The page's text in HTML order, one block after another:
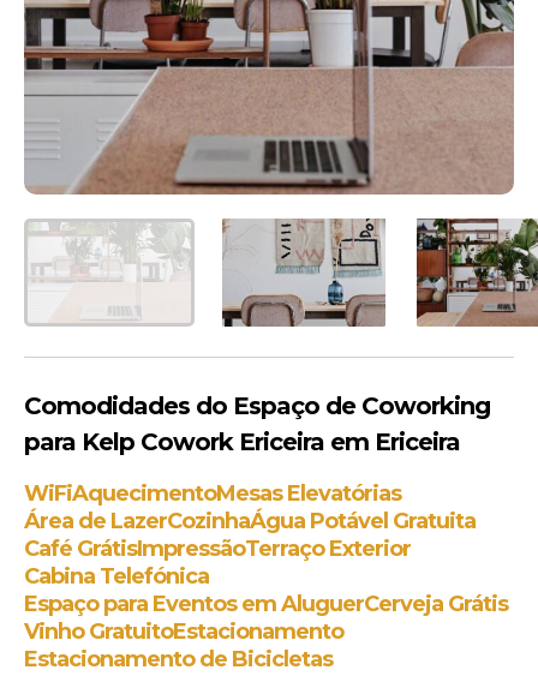
Comodidades do Espaço de Coworking
para Kelp Cowork Ericeira em Ericeira
WiFiAquecimentoMesas Elevatórias
Área de LazerCozinhaÁgua Potável Gratuita
Café GrátisImpressãoTerraço Exterior
Cabina Telefónica
Espaço para Eventos em AluguerCerveja Grátis
Vinho GratuitoEstacionamento
Estacionamento de Bicicletas